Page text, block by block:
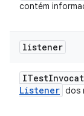
contém
listener
ITest
Listener dos